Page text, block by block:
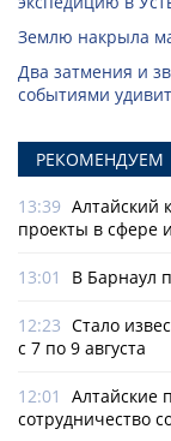
Землю накрыла
Два затмения и
событиями
РЕКОМЕНДУЕМ
13:39 Алтайский
проекты в сфере
13:01 В Барнаул
12:23 Стало
с 7 по 9 августа
12:01
Алтайские
сотрудничество